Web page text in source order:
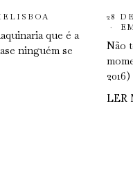
que é a
ninguém se
28
Não
LER